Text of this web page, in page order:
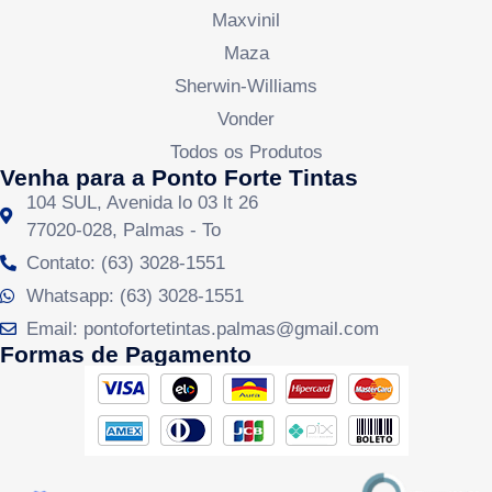
Maxvinil
Maza
Sherwin-Williams
Vonder
Todos os Produtos
Venha para a Ponto Forte Tintas
104 SUL, Avenida lo 03 lt 26
77020-028, Palmas - To
Contato: (63) 3028-1551
Whatsapp: (63) 3028-1551
Email: pontofortetintas.palmas@gmail.com
Formas de Pagamento